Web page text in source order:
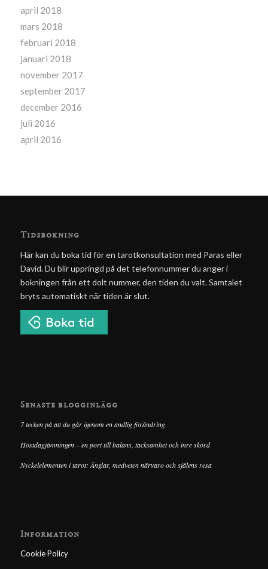
april 2018
mars 2018
februari 2018
januari 2018
november 2017
september 2017
december 2016
juli 2016
april 2016
Tidsbokning
Här kan du boka tid för en tarotkonsultation med Paras eller
David. Du blir uppringd på det telefonnummer du anger i
bokningen från ett dolt nummer, den tiden du valt. Samtalet
bryts automatiskt när tiden är slut.
Senaste blogginlägg
7 tecken på att du går igenom en andlig förändring
Höstdagjämningen – en port till balans, tacksamhet och inre skörd
Nyckelelementen i tarot: Änglar, medveten närvaro och själens resa
Information
Cookie Policy